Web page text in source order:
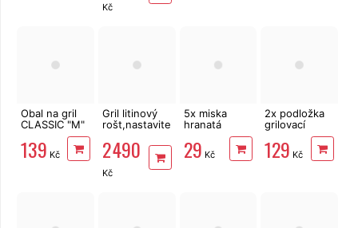
Kč
Obal na gril
CLASSIC "M"
124x61x91cm,
PE 90g/m2
139 Kč
Gril litinový
rošt,nastavitelné
Cattara Royal
Partner
2 490
Kč
5x miska
hranatá
hliníková na
gril 14 x 20,5
cm
29 Kč
2x podložka
grilovací
teflon Orion
40 x 33 cm 2
ks
129 Kč